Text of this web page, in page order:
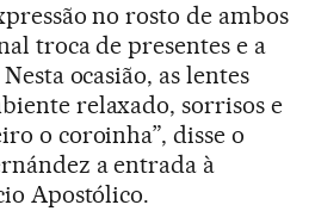
no rosto de ambos
troca de presentes e a
ocasião, as lentes
relaxado, sorrisos e
o coroinha”, disse o
a entrada à
Apostólico.